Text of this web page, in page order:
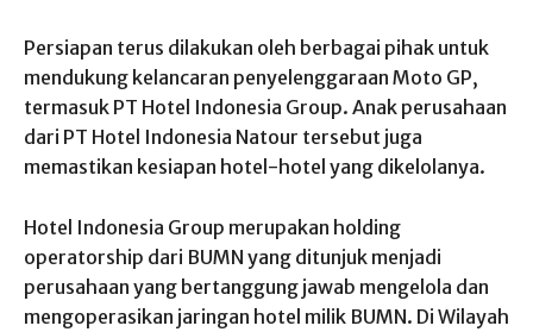
Persiapan terus dilakukan oleh berbagai pihak untuk
mendukung kelancaran penyelenggaraan Moto GP,
termasuk PT Hotel Indonesia Group. Anak perusahaan
dari PT Hotel Indonesia Natour tersebut juga
memastikan kesiapan hotel-hotel yang dikelolanya.
Hotel Indonesia Group merupakan holding
operatorship dari BUMN yang ditunjuk menjadi
perusahaan yang bertanggung jawab mengelola dan
mengoperasikan jaringan hotel milik BUMN. Di Wilayah